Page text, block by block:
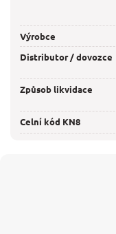
Výrobce
Distributor / dovozce
Způsob likvidace
Celní kód KN8